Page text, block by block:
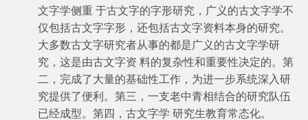
文字学侧重 于古文字的字形研究，广义的古文字学不
仅包括古文字字形，还包括古文字资料本身的研究。
大多数古文字研究者从事的都是广义的古文字学研
究，这是由古文字资 料的复杂性和重要性决定的。第
二，完成了大量的基础性工作，为进一步系统深入研
究提供了便利。第三，一支老中青相结合的研究队伍
已经成型。第四，古文字学 研究生教育常态化。